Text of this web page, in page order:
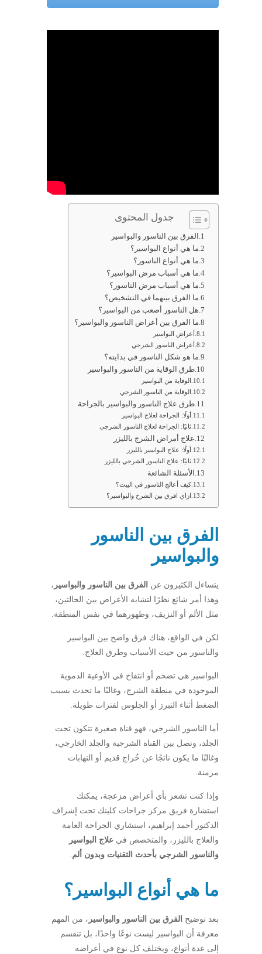
جدول المحتوى
الفرق بين الناسور والبواسير
ما هي أنواع البواسير؟
ما هي أنواع الناسور؟
ما هي أسباب مرض البواسير؟
ما هي أسباب مرض الناسور؟
ما الفرق بينهما في التشخيص؟
هل الناسور أصعب من البواسير؟
ما الفرق بين أعراض الناسور والبواسير؟
أعراض البواسير
أعراض الناسور الشرجي
ما هو شكل الناسور في بدايته؟
طرق الوقاية من الناسور والبواسير
الوقاية من البواسير
الوقاية من الناسور الشرجي
طرق علاج الناسور والبواسير بالجراحة
أولًا: الجراحة لعلاج البواسير
ثانيًا: الجراحة لعلاج الناسور الشرجي
علاج أمراض الشرج بالليزر
أولًا: علاج البواسير بالليزر
ثانيًا: علاج الناسور الشرجي بالليزر
الأسئلة الشائعة
كيف أعالج الناسور في البيت؟
ازاي افرق بين الشرخ والبواسير؟
الفرق بين الناسور
والبواسير
يتساءل الكثيرون عن الفرق بين الناسور والبواسير ،
وهذا أمر شائع نظرًا لتشابه الأعراض بين الحالتين،
مثل الألم أو النزيف، وظهورهما في نفس المنطقة.
لكن في الواقع، هناك فرق واضح بين البواسير
والناسور من حيث الأسباب وطرق العلاج.
البواسير هي تضخم أو انتفاخ في الأوعية الدموية
الموجودة في منطقة الشرج، وغالبًا ما تحدث بسبب
الضغط أثناء التبرز أو الجلوس لفترات طويلة.
أما الناسور الشرجي، فهو قناة صغيرة تتكون تحت
الجلد، وتصل بين القناة الشرجية والجلد الخارجي،
وغالبًا ما يكون ناتجًا عن خُراج قديم أو التهابات
مزمنة.
وإذا كنت تشعر بأي أعراض مزعجة، يمكنك
استشارة فريق مركز جراحات كلينك تحت إشراف
الدكتور أحمد إبراهيم، استشاري الجراحة العامة
والعلاج بالليزر، والمتخصص في علاج البواسير
والناسور الشرجي بأحدث التقنيات وبدون ألم
ما هي أنواع البواسير؟
بعد توضيح الفرق بين الناسور والبواسير ، من المهم
معرفة أن البواسير ليست نوعًا واحدًا، بل تنقسم
إلى عدة أنواع، ويختلف كل نوع في أعراضه